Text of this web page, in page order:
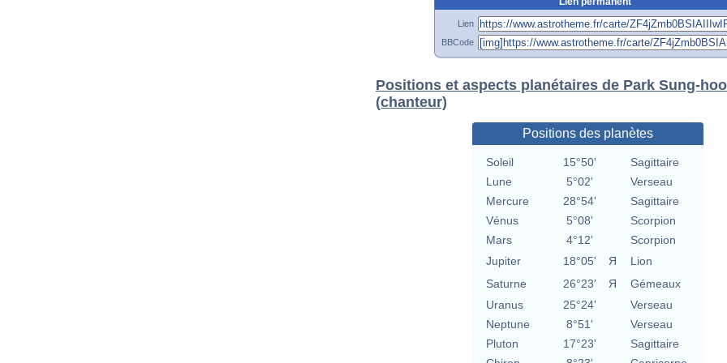
Lien
BBCode
Positions et aspects planétaires de Park Sung-
(chanteur)
Positions des planètes
Soleil 15°50'
Sagittaire
Lune
5°02'
Verseau
Mercure
28°54'
Sagittaire
Vénus
5°08'
Scorpion
Mars
4°12'
Scorpion
Jupiter
18°05' Я
Lion
Saturne
26°23' Я
Gémeaux
Uranus
25°24'
Verseau
Neptune
8°51'
Verseau
Pluton
17°23'
Sagittaire